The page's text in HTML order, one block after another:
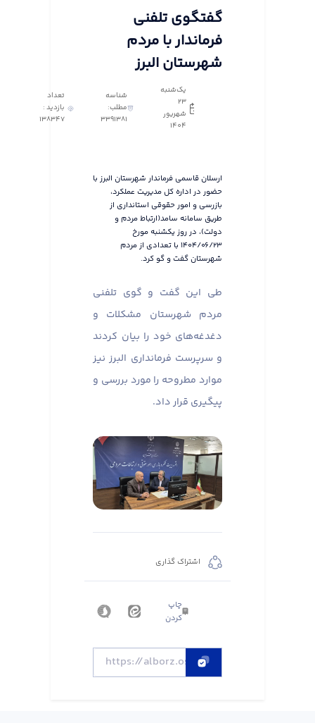
گفتگوی تلفنی
فرماندار با مردم
شهرستان البرز
یک‌شنبه
23
شهریور
1404
شناسه
مطلب:
3391381
تعداد
بازدید :
138347
ارسلان قاسمی فرماندار شهرستان البرز با
حضور در اداره کل مدیریت عملکرد،
بازرسی و امور حقوقی استانداری از
طریق سامانه سامد(ارتباط مردم و
دولت)، در روز یکشنبه مورخ
۱۴۰۴/۰۶/۲۳ با تعدادی از مردم
شهرستان گفت و گو کرد.
طی این گفت و گوی تلفنی
مردم شهرستان مشکلات و
دغدغه‌های خود را بیان کردند
و سرپرست فرمانداری البرز نیز
موارد مطروحه را مورد بررسی و
پیگیری قرار داد.
اشتراک گذاری
چاپ
کردن